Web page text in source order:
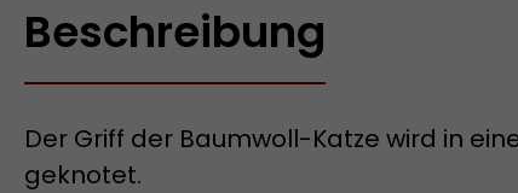
Beschreibung
Der Griff der Baumwoll-Katze wird in
geknotet.